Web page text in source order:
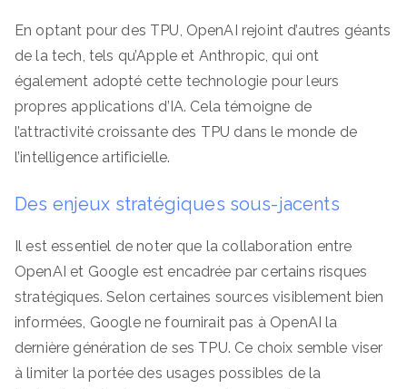
En optant pour des TPU, OpenAI rejoint d’autres géants
de la tech, tels qu’Apple et Anthropic, qui ont
également adopté cette technologie pour leurs
propres applications d’IA. Cela témoigne de
l’attractivité croissante des TPU dans le monde de
l’intelligence artificielle.
Des enjeux stratégiques sous-jacents
Il est essentiel de noter que la collaboration entre
OpenAI et Google est encadrée par certains risques
stratégiques. Selon certaines sources visiblement bien
informées, Google ne fournirait pas à OpenAI la
dernière génération de ses TPU. Ce choix semble viser
à limiter la portée des usages possibles de la